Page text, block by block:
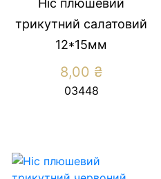
Ніс плюшевий
трикутний салатовий
12*15мм
8,00 ₴
03448